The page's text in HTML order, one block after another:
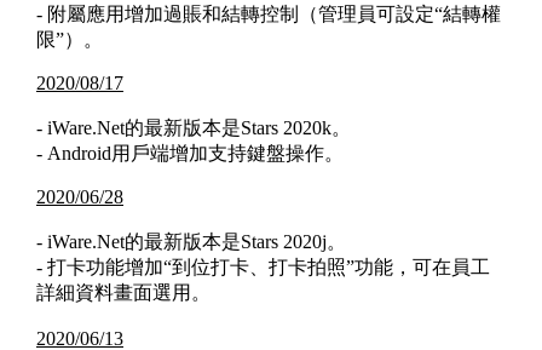
- 附屬應用增加過賬和結轉控制（管理員可設定“結轉權
限”）。
2020/08/17
- iWare.Net的最新版本是Stars 2020k。
- Android用戶端增加支持鍵盤操作。
2020/06/28
- iWare.Net的最新版本是Stars 2020j。
- 打卡功能增加“到位打卡、打卡拍照”功能，可在員工
詳細資料畫面選用。
2020/06/13